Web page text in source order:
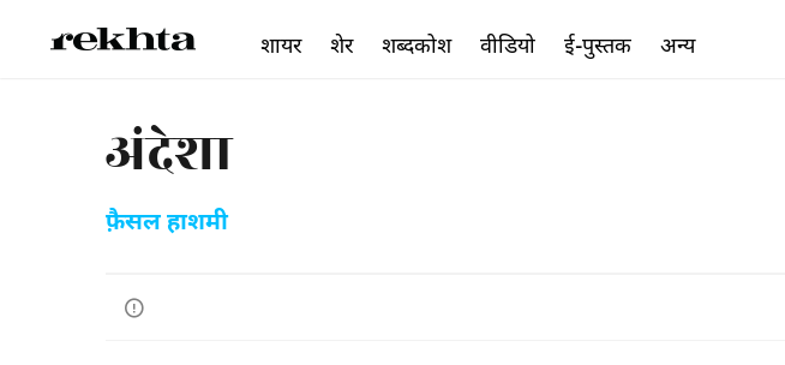
अंदेशा
फ़ैसल हाशमी
शायर शेर शब्दकोश वीडियो ई-पुस्तक अन्य